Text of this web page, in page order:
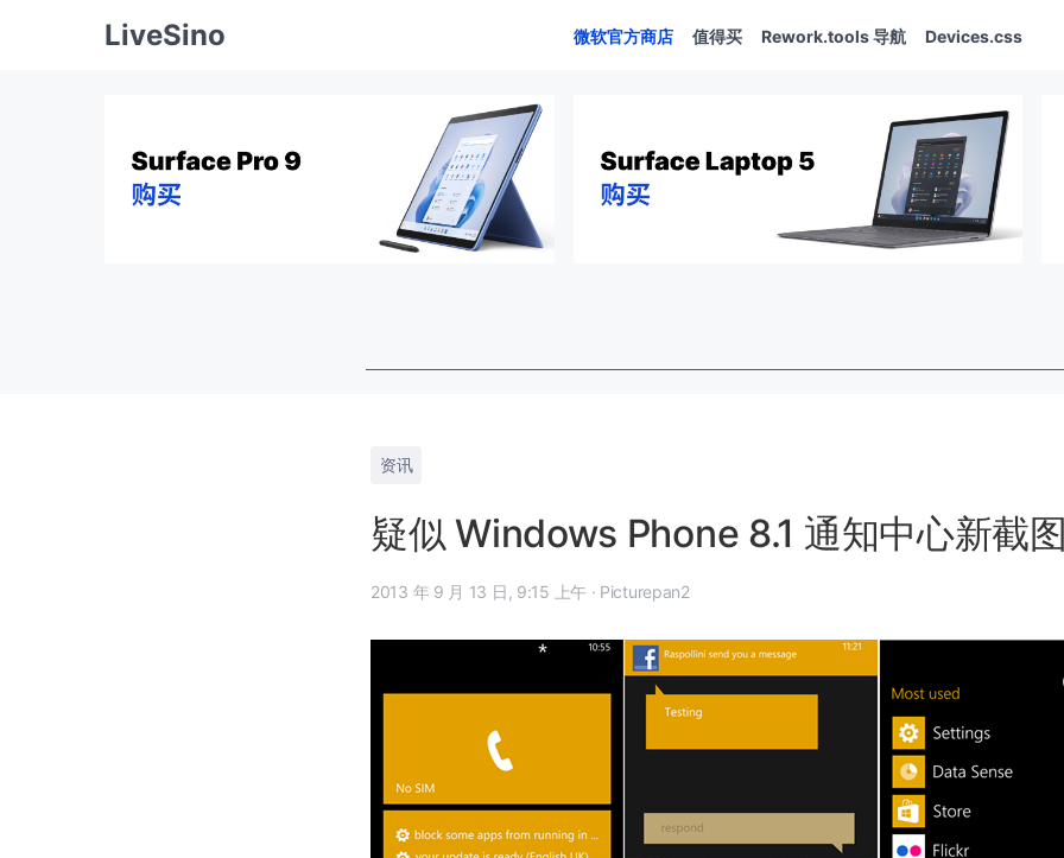
LiveSino 微软官方商店 值得买 Rework.tools 导航 Devices.css
资讯
疑似 Windows Phone 8.1 通知中心新截
2013 年 9 月 13 日, 9:15 上午 · Picturepan2